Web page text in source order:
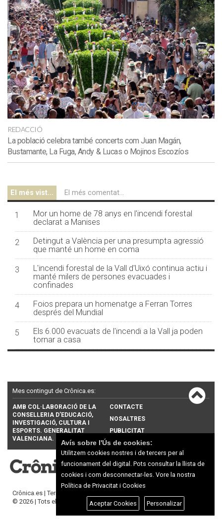
REDACCIÓ
La població celebra també concerts com Juan Magán,
Bustamante, La Fuga, Andy & Lucas o Mojinos Escozíos
El més vist... El més comentat...
1
Mor un home de 78 anys en l'incendi forestal
declarat a Manises
2
Detingut a València per una presumpta agressió
que manté un home en coma
3
L'incendi forestal de la Vall d'Uixó continua actiu i
manté milers de persones evacuades i
confinades
4
Foios prepara un homenatge a Ferran Torres
després del Mundial
5
Els 6.000 evacuats de l'incendi a la Vall ja poden
tornar a casa
Mes contingut de Crônica.es:
AMB COL·LABORACIÓ DE LA
CONSELLERIA D’EDUCACIÓ,
INVESTIGACIÓ, CULTURA I
ESPORTS. GENERALITAT
VALENCIANA.
CONTACTE
NOSALTRES
PUBLICITAT
Crônica.es |Termes d'ús
© 2026 | Tots els drets reservats
Avís sobre l'Ús de cookies:
Utilitzem cookies nostres i de tercers per al
funcionament del digital. Pots consultar la llista de
cookies i com desconnectar-les. Vore la nostra
Política de Privacitat i Cookies
Aceptar Cookies Personalizar